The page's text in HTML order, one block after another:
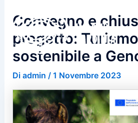
Convegno e
progetto: Turismo
sostenibile a
Di admin / 1 Novembre 2023